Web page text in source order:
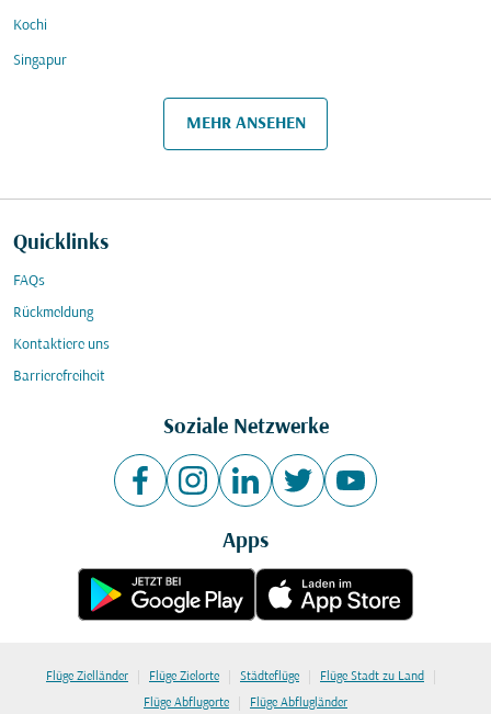
Kochi
Singapur
MEHR ANSEHEN
Quicklinks
FAQs
Rückmeldung
Kontaktiere uns
Barrierefreiheit
Soziale Netzwerke
Apps
Flüge Zielländer | Flüge Zielorte | Städteflüge | Flüge Stadt zu Land |
Flüge Abflugorte | Flüge Abflugländer